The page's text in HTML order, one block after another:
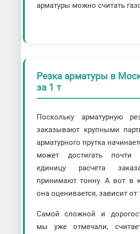
арматуры можно считать
Резка арматуры в
за 1 т
Поскольку арматурную
заказывают крупными
арматурного прутка
может достигать почти
единицу расчета
принимают тонну. А вот в
она оценивается, зависит от
Самой сложной и
мы уже отмечали,